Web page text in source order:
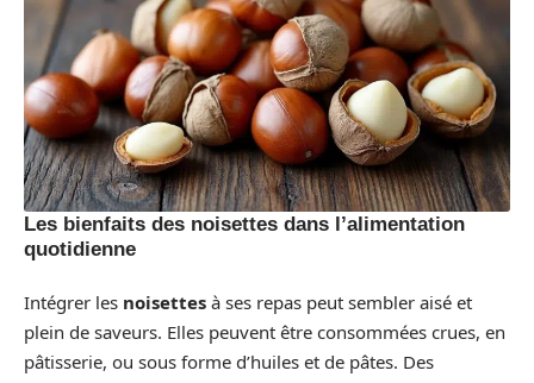
Les bienfaits des noisettes dans l’alimentation
quotidienne
Intégrer les noisettes à ses repas peut sembler aisé et
plein de saveurs. Elles peuvent être consommées crues, en
pâtisserie, ou sous forme d’huiles et de pâtes. Des